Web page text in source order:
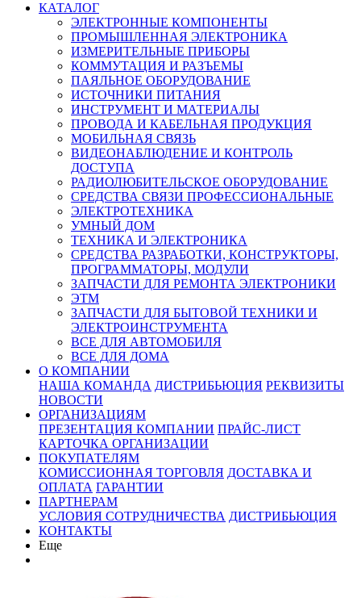
КАТАЛОГ
ЭЛЕКТРОННЫЕ КОМПОНЕНТЫ
ПРОМЫШЛЕННАЯ ЭЛЕКТРОНИКА
ИЗМЕРИТЕЛЬНЫЕ ПРИБОРЫ
КОММУТАЦИЯ И РАЗЪЕМЫ
ПАЯЛЬНОЕ ОБОРУДОВАНИЕ
ИСТОЧНИКИ ПИТАНИЯ
ИНСТРУМЕНТ И МАТЕРИАЛЫ
ПРОВОДА И КАБЕЛЬНАЯ ПРОДУКЦИЯ
МОБИЛЬНАЯ СВЯЗЬ
ВИДЕОНАБЛЮДЕНИЕ И КОНТРОЛЬ
ДОСТУПА
РАДИОЛЮБИТЕЛЬСКОЕ ОБОРУДОВАНИЕ
СРЕДСТВА СВЯЗИ ПРОФЕССИОНАЛЬНЫЕ
ЭЛЕКТРОТЕХНИКА
УМНЫЙ ДОМ
ТЕХНИКА И ЭЛЕКТРОНИКА
СРЕДСТВА РАЗРАБОТКИ, КОНСТРУКТОРЫ,
ПРОГРАММАТОРЫ, МОДУЛИ
ЗАПЧАСТИ ДЛЯ РЕМОНТА ЭЛЕКТРОНИКИ
ЭТМ
ЗАПЧАСТИ ДЛЯ БЫТОВОЙ ТЕХНИКИ И
ЭЛЕКТРОИНСТРУМЕНТА
ВСЕ ДЛЯ АВТОМОБИЛЯ
ВСЕ ДЛЯ ДОМА
О КОМПАНИИ
НАША КОМАНДА ДИСТРИБЬЮЦИЯ РЕКВИЗИТЫ
НОВОСТИ
ОРГАНИЗАЦИЯМ
ПРЕЗЕНТАЦИЯ КОМПАНИИ ПРАЙС-ЛИСТ
КАРТОЧКА ОРГАНИЗАЦИИ
ПОКУПАТЕЛЯМ
КОМИССИОННАЯ ТОРГОВЛЯ ДОСТАВКА И
ОПЛАТА ГАРАНТИИ
ПАРТНЕРАМ
УСЛОВИЯ СОТРУДНИЧЕСТВА ДИСТРИБЬЮЦИЯ
КОНТАКТЫ
Еще